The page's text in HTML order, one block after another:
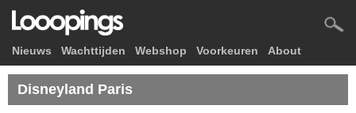
Nieuws Wachttijden Webshop Voorkeuren About
Disneyland Paris